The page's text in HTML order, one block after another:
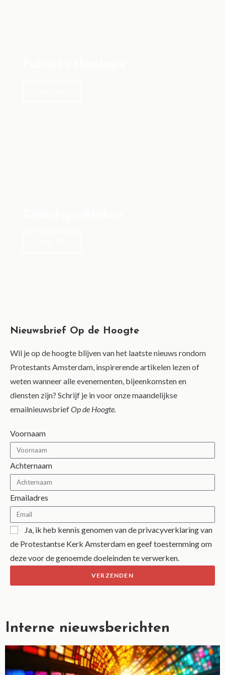
Nieuwsbrief Op de Hoogte
Wil je op de hoogte blijven van het laatste nieuws rondom
Protestants Amsterdam, inspirerende artikelen lezen of
weten wanneer alle evenementen, bijeenkomsten en
diensten zijn? Schrijf je in voor onze maandelijkse
emailnieuwsbriefOp de Hoogte.
Voornaam
Achternaam
Emailadres
Ja, ik heb kennis genomen van de privacyverklaring van
de Protestantse Kerk Amsterdam en geef toestemming om
deze voor de genoemde doeleinden te verwerken.
VERZENDEN
e
r
Interne nieuwsberichten